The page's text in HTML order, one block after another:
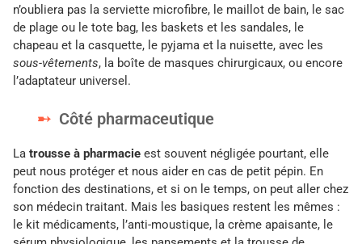
n’oubliera pas la serviette microfibre, le maillot de bain, le sac
de plage ou le tote bag, les baskets et les sandales, le
chapeau et la casquette, le pyjama et la nuisette, avec les
sous-vêtements, la boîte de masques chirurgicaux, ou encore
l’adaptateur universel.
Côté pharmaceutique
La trousse à pharmacie est souvent négligée pourtant, elle
peut nous protéger et nous aider en cas de petit pépin. En
fonction des destinations, et si on le temps, on peut aller chez
son médecin traitant. Mais les basiques restent les mêmes :
le kit médicaments, l’anti-moustique, la crème apaisante, le